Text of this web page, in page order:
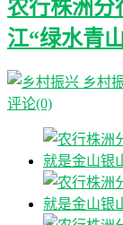
农行株洲分
江“绿水青
乡村
评论(0)